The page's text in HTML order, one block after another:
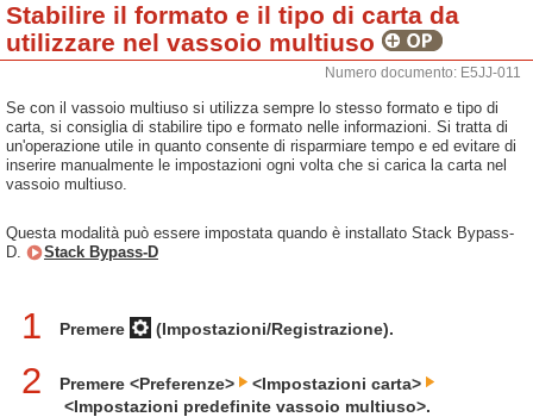
Stabilire il formato e il tipo di carta da
utilizzare nel vassoio multiuso
Numero documento: E5JJ-011
Se con il vassoio multiuso si utilizza sempre lo stesso formato e tipo di
carta, si consiglia di stabilire tipo e formato nelle informazioni. Si tratta di
un'operazione utile in quanto consente di risparmiare tempo e ed evitare di
inserire manualmente le impostazioni ogni volta che si carica la carta nel
vassoio multiuso.
Questa modalità può essere impostata quando è installato Stack Bypass-
D.
Stack Bypass-D
1 Premere (Impostazioni/Registrazione).
2 Premere <Preferenze>
<Impostazioni carta>
<Impostazioni predefinite vassoio multiuso>.